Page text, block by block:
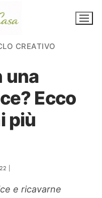
CREATIVO
una
Ecco
più
e ricavarne